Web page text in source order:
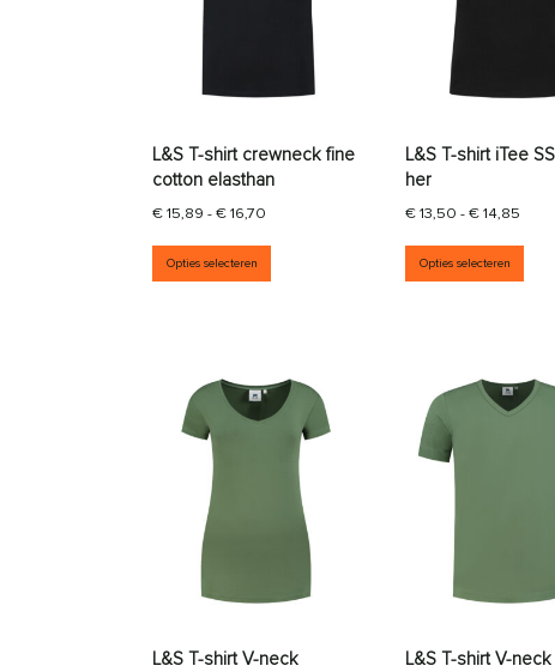
L&S T-shirt crewneck fine
cotton elasthan
€15,89 - €16,70 Prijsklasse: € 15,89 tot € 16,70
Opties selecteren
Dit product heeft meerdere
L&S T-shirt iTee
her
€13,50 -€14,85
Opties selecteren
Dit
L&S T-shirt V-neck
L&S T-shirt V-neck